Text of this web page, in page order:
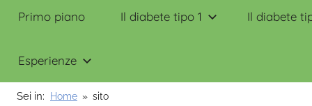
Diabete
Primo piano Il diabete tipo 1 Il diabete
Esperienze
Sei in: Home sito